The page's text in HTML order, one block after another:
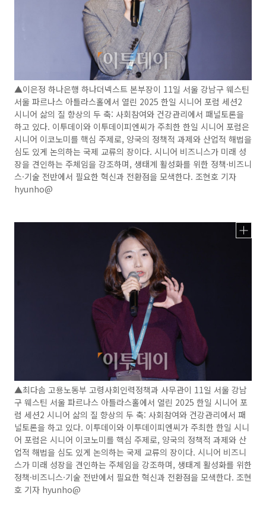
▲이은정 하나은행 하나더넥스트 본부장이 11일 서울 강남구 웨스틴
서울 파르나스 아틀라스홀에서 열린 2025 한일 시니어 포럼 세션2
시니어 삶의 질 향상의 두 축: 사회참여와 건강관리에서 패널토론을
하고 있다. 이투데이와 이투데이피엔씨가 주최한 한일 시니어 포럼은
시니어 이코노미를 핵심 주제로, 양국의 정책적 과제와 산업적 해법을
심도 있게 논의하는 국제 교류의 장이다. 시니어 비즈니스가 미래 성
장을 견인하는 주체임을 강조하며, 생태계 활성화를 위한 정책·비즈니
스·기술 전반에서 필요한 혁신과 전환점을 모색한다. 조현호 기자
hyunho@
▲최다솜 고용노동부 고령사회인력정책과 사무관이 11일 서울 강남
구 웨스틴 서울 파르나스 아틀라스홀에서 열린 2025 한일 시니어 포
럼 세션2 시니어 삶의 질 향상의 두 축: 사회참여와 건강관리에서 패
널토론을 하고 있다. 이투데이와 이투데이피엔씨가 주최한 한일 시니
어 포럼은 시니어 이코노미를 핵심 주제로, 양국의 정책적 과제와 산
업적 해법을 심도 있게 논의하는 국제 교류의 장이다. 시니어 비즈니
스가 미래 성장을 견인하는 주체임을 강조하며, 생태계 활성화를 위한
정책·비즈니스·기술 전반에서 필요한 혁신과 전환점을 모색한다. 조현
호 기자 hyunho@